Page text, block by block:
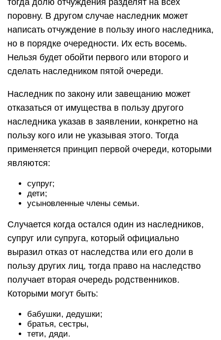
тогда долю отчуждения разделят на всех
поровну. В другом случае наследник может
написать отчуждение в пользу иного наследника,
но в порядке очередности. Их есть восемь.
Нельзя будет обойти первого или второго и
сделать наследником пятой очереди.
Наследник по закону или завещанию может
отказаться от имущества в пользу другого
наследника указав в заявлении, конкретно на
пользу кого или не указывая этого. Тогда
применяется принцип первой очереди, которыми
являются:
супруг;
дети;
усыновленные члены семьи.
Случается когда остался один из наследников,
супруг или супруга, который официально
выразил отказ от наследства или его доли в
пользу других лиц, тогда право на наследство
получает вторая очередь родственников.
Которыми могут быть:
бабушки, дедушки;
братья, сестры,
тети, дяди.